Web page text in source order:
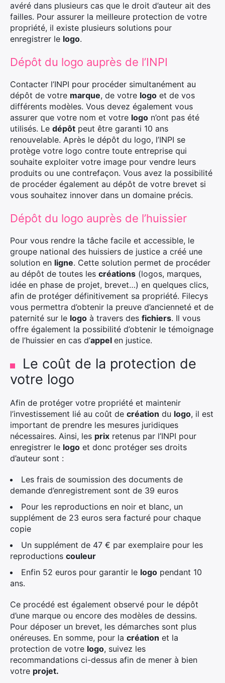
avéré dans plusieurs cas que le droit d’auteur ait des
failles. Pour assurer la meilleure protection de votre
propriété, il existe plusieurs solutions pour
enregistrer le logo.
Dépôt du logo auprès de l’INPI
Contacter l’INPI pour procéder simultanément au
dépôt de votre marque, de votre logo et de vos
différents modèles. Vous devez également vous
assurer que votre nom et votre logo n’ont pas été
utilisés. Le dépôt peut être garanti 10 ans
renouvelable. Après le dépôt du logo, l’INPI se
protège votre logo contre toute entreprise qui
souhaite exploiter votre image pour vendre leurs
produits ou une contrefaçon. Vous avez la possibilité
de procéder également au dépôt de votre brevet si
vous souhaitez innover dans un domaine précis.
Dépôt du logo auprès de l’huissier
Pour vous rendre la tâche facile et accessible, le
groupe national des huissiers de justice a créé une
solution en ligne. Cette solution permet de procéder
au dépôt de toutes les créations (logos, marques,
idée en phase de projet, brevet…) en quelques clics,
afin de protéger définitivement sa propriété. Filecys
vous permettra d’obtenir la preuve d’ancienneté et de
paternité sur le logo à travers des fichiers. Il vous
offre également la possibilité d’obtenir le témoignage
de l’huissier en cas d’appel en justice.
Le coût de la protection de
votre logo
Afin de protéger votre propriété et maintenir
l’investissement lié au coût de création du logo, il est
important de prendre les mesures juridiques
nécessaires. Ainsi, les prix retenus par l’INPI pour
enregistrer le logo et donc protéger ses droits
d’auteur sont :
Les frais de soumission des documents de
demande d’enregistrement sont de 39 euros
Pour les reproductions en noir et blanc, un
supplément de 23 euros sera facturé pour chaque
copie
Un supplément de 47 € par exemplaire pour les
reproductions couleur
Enfin 52 euros pour garantir le logo pendant 10
ans.
Ce procédé est également observé pour le dépôt
d’une marque ou encore des modèles de dessins.
Pour déposer un brevet, les démarches sont plus
onéreuses. En somme, pour la création et la
protection de votre logo, suivez les
recommandations ci-dessus afin de mener à bien
votre projet.